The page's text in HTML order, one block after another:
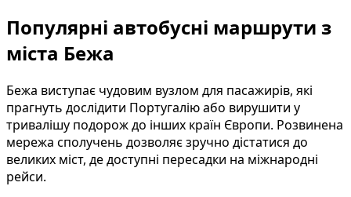
Популярні автобусні маршрути з
міста Бежа
Бежа виступає чудовим вузлом для пасажирів, які
прагнуть дослідити Португалію або вирушити у
тривалішу подорож до інших країн Європи. Розвинена
мережа сполучень дозволяє зручно дістатися до
великих міст, де доступні пересадки на міжнародні
рейси.